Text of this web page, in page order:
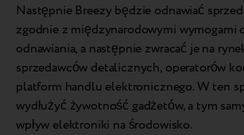
Następnie Breezy będzie odnawiać
zgodnie z międzynarodowymi wymogami
odnawiania, a następnie zwracać je na
sprzedawców detalicznych, operatorów
platform handlu elektronicznego. W ten
wydłużyć żywotność gadżetów, a tym
wpływ elektroniki na środowisko.